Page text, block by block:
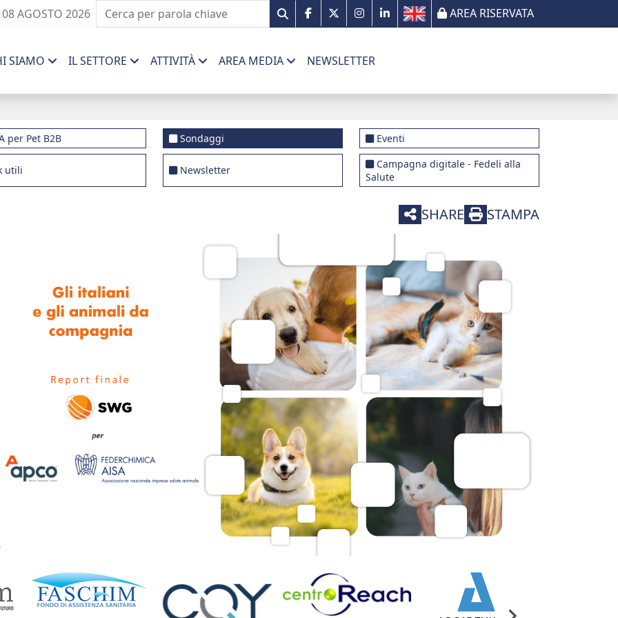
08 AGOSTO 2026 AREA RISERVATA
SIAMO IL SETTORE ATTIVITÀ AREA MEDIA NEWSLETTER
per Pet B2B Sondaggi Eventi
utili Newsletter
Campagna digitale - Fedeli alla
Salute
SHARE STAMPA